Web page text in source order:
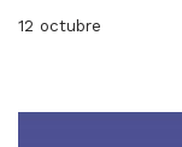
12 octubre